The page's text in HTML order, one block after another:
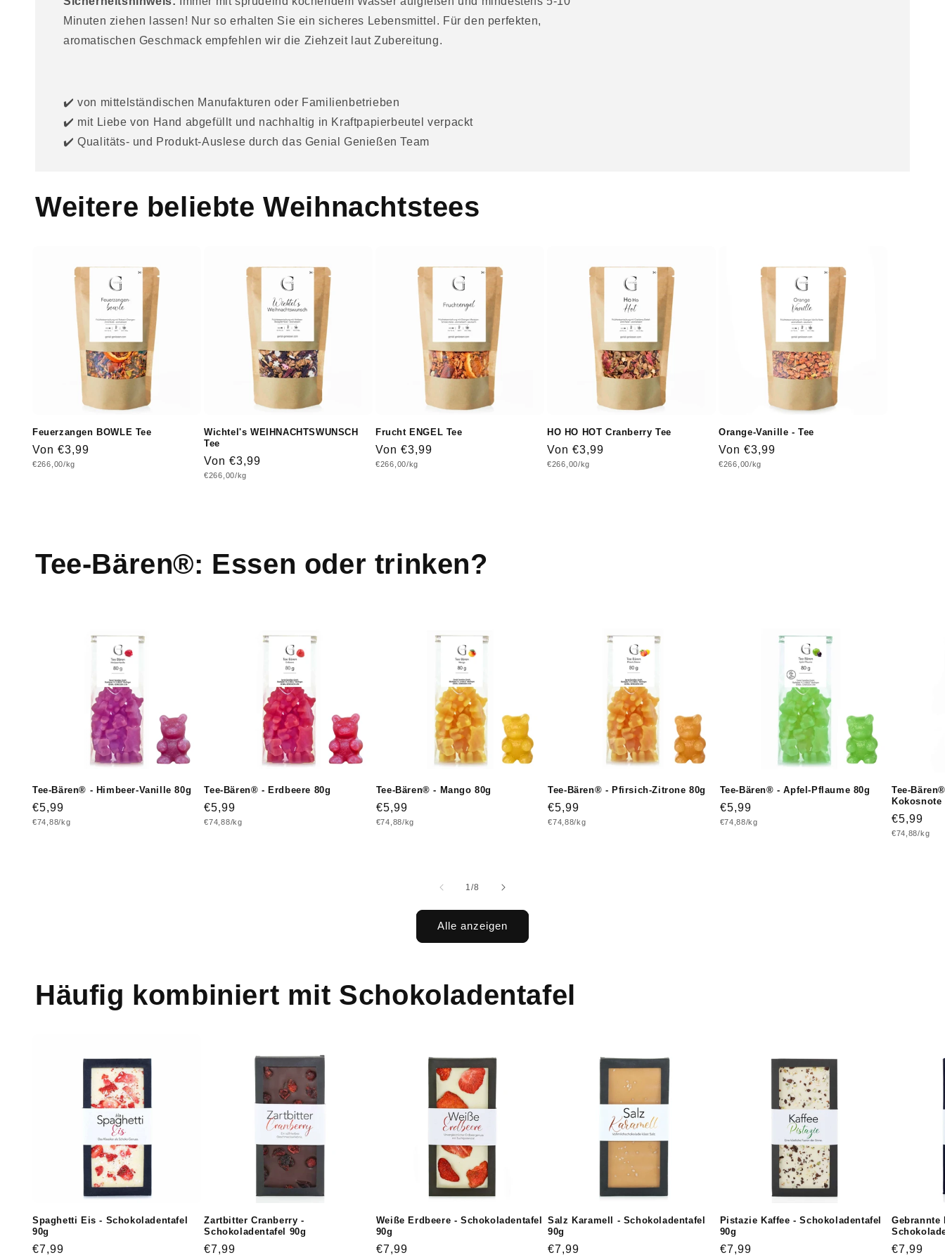
a
l
Minuten ziehen lassen! Nur so erhalten Sie ein sicheres Lebensmittel. Für den perfekten,
aromatischen Geschmack empfehlen wir die Ziehzeit laut Zubereitung.
✔️ von mittelständischen Manufakturen oder Familienbetrieben
✔️ mit Liebe von Hand abgefüllt und nachhaltig in Kraftpapierbeutel verpackt
✔️ Qualitäts- und Produkt-Auslese durch das Genial Genießen Team
Weitere beliebte Weihnachtstees
Feuerzangen BOWLE Tee
Normaler
Preis
Von €3,99
Grundpreis
€266,00/kg
Wichtel's WEIHNACHTSWUNSCH
Tee
Normaler
Preis
Von €3,99
Grundpreis
€266,00/kg
Frucht ENGEL Tee
Normaler
Preis
Von €3,99
Grundpreis
€266,00/kg
HO HO HOT Cranberry Tee
Normaler
Preis
Von €3,99
Grundpreis
€266,00/kg
Orange-Vanille - Tee
Normaler
Preis
Von €3,99
Grundpreis
€266,00/kg
Tee-Bären®: Essen oder trinken?
Tee-Bären® - Himbeer-Vanille 80g
Normaler
Preis
€5,99
Grundpreis
€74,88/kg
Tee-Bären® - Erdbeere 80g
Normaler
Preis
€5,99
Grundpreis
€74,88/kg
Tee-Bären® - Mango 80g
Normaler
Preis
€5,99
Grundpreis
€74,88/kg
Tee-Bären® - Pfirsich-Zitrone 80g
Normaler
Preis
€5,99
Grundpreis
€74,88/kg
Tee-Bären® - Apfel-Pflaume 80g
Normaler
Preis
€5,99
Grundpreis
€74,88/kg
Tee-
Kokosnote
Normaler
Preis
€5,99
Grundpreis
€74,88/kg
1/von
8
Alle anzeigen
Häufig kombiniert mit Schokoladentafel
Spaghetti Eis - Schokoladentafel
90g
Normaler
€7,99
Zartbitter Cranberry -
Schokoladentafel 90g
Normaler
€7,99
Weiße Erdbeere - Schokoladentafel
90g
Normaler
€7,99
Salz Karamell - Schokoladentafel
90g
Normaler
€7,99
Pistazie Kaffee - Schokoladentafel
90g
Normaler
€7,99
Gebrannte
Normaler
€7,99